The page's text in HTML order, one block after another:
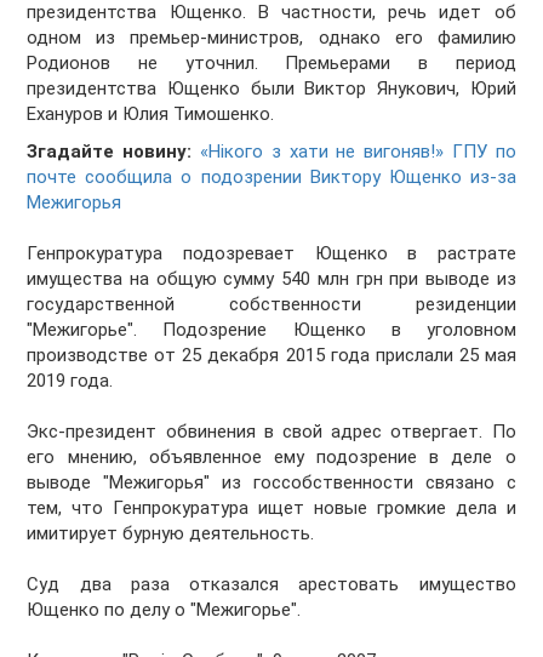
президентства Ющенко. В частности, речь идет об
одном из премьер-министров, однако его фамилию
Родионов не уточнил. Премьерами в период
президентства Ющенко были Виктор Янукович, Юрий
Ехануров и Юлия Тимошенко.
Згадайте новину: «Нікого з хати не вигоняв!» ГПУ по
почте сообщила о подозрении Виктору Ющенко из-за
Межигорья
Генпрокуратура подозревает Ющенко в растрате
имущества на общую сумму 540 млн грн при выводе из
государственной собственности резиденции
"Межигорье". Подозрение Ющенко в уголовном
производстве от 25 декабря 2015 года прислали 25 мая
2019 года.
Экс-президент обвинения в свой адрес отвергает. По
его мнению, объявленное ему подозрение в деле о
выводе "Межигорья" из госсобственности связано с
тем, что Генпрокуратура ищет новые громкие дела и
имитирует бурную деятельность.
Суд два раза отказался арестовать имущество
Ющенко по делу о "Межигорье".